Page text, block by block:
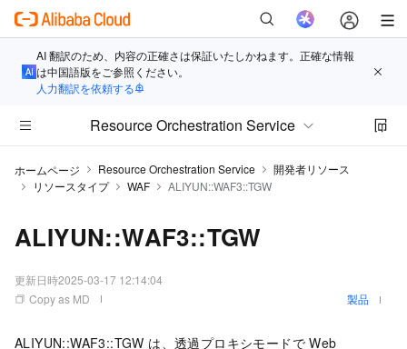
AI 翻訳のため、内容の正確さは保証いたしかねます。正確な情報
は中国語版をご参照ください。
人力翻訳を依頼する
Resource Orchestration Service
ホームページ Resource Orchestration Service
開発者リソース
リソースタイプ
WAF ALIYUN::WAF3::TGW
ALIYUN::WAF3::TGW
更新日時2025-03-17 12:14:04
Copy as MD
製品
ALIYUN::WAF3::TGW は、透過プロキシモードで Web